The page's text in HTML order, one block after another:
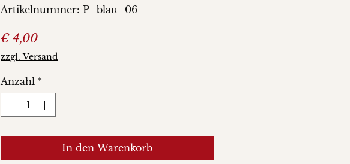
Artikelnummer: P_blau_06
€ 4,00Preis
zzgl. Versand
Anzahl *
In den Warenkorb